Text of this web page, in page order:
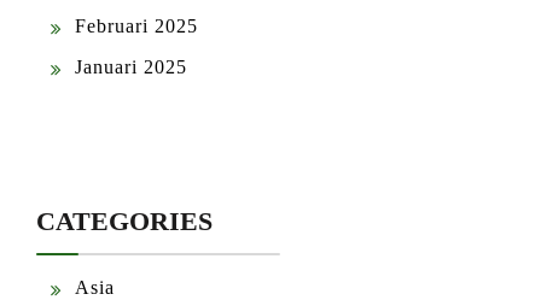
Februari 2025
Januari 2025
CATEGORIES
Asia